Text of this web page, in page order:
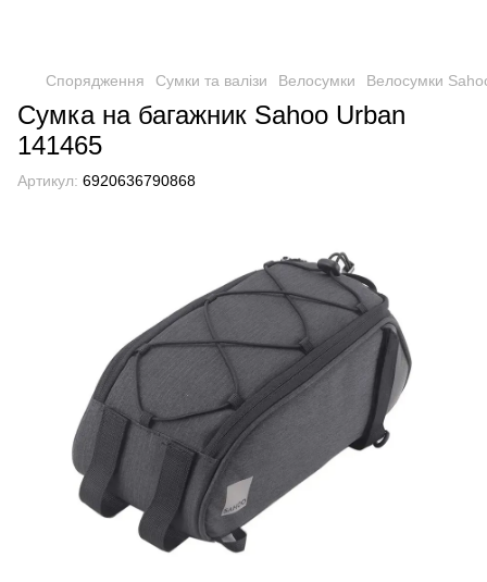
Спорядження Сумки та валізи Велосумки Велосумки
Сумка на багажник Sahoo Urban
141465
Артикул: 6920636790868